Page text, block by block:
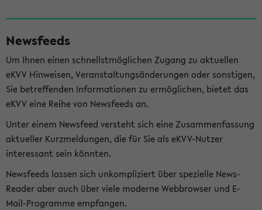
Newsfeeds
Um Ihnen einen schnellstmöglichen Zugang zu aktuellen
eKVV Hinweisen, Veranstaltungsänderungen oder sonstigen,
Sie betreffenden Informationen zu ermöglichen, bietet das
eKVV eine Reihe von Newsfeeds an.
Unter einem Newsfeed versteht sich eine Zusammenfassung
aktueller Kurzmeldungen, die für Sie als eKVV-Nutzer
interessant sein könnten.
Newsfeeds lassen sich unkompliziert über spezielle News-
Reader aber auch über viele moderne Webbrowser und E-
Mail-Programme empfangen.